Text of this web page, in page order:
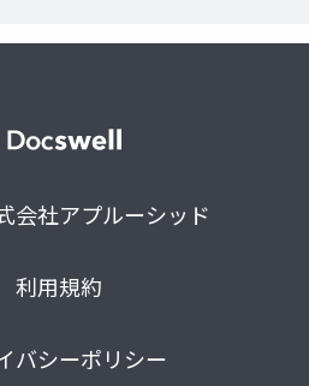
会社アプルーシッド
利用規約
バシーポリシー